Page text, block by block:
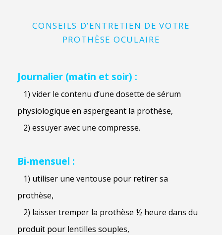
CONSEILS D’ENTRETIEN DE VOTRE
PROTHÈSE OCULAIRE
Journalier (matin et soir) :
1) vider le contenu d’une dosette de sérum
physiologique en aspergeant la prothèse,
2) essuyer avec une compresse.
Bi-mensuel :
1) utiliser une ventouse pour retirer sa
prothèse,
2) laisser tremper la prothèse ½ heure dans du
produit pour lentilles souples,